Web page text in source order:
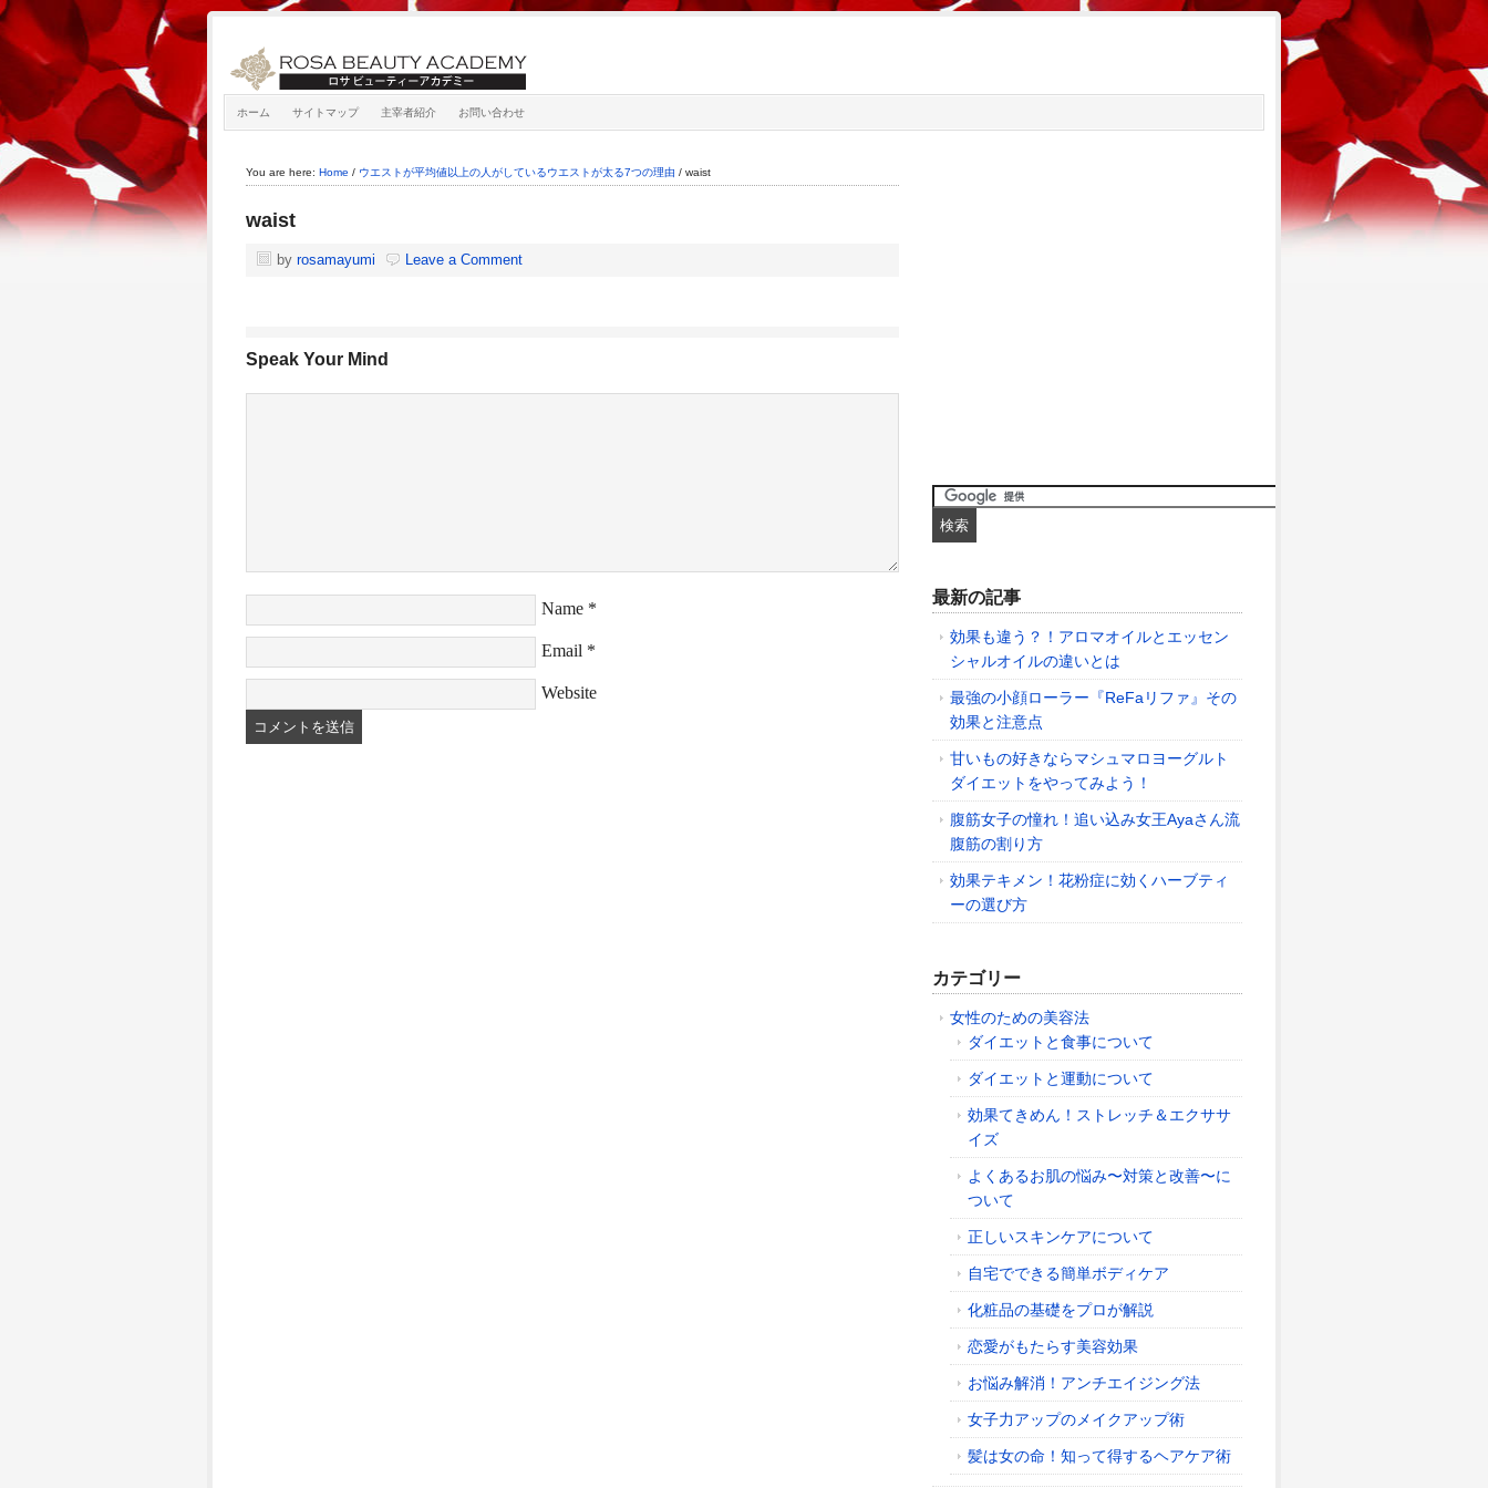
ホーム サイトマップ 主宰者紹介 お問い合わせ
You are here: Home / ウエストが平均値以上の人がしているウエストが太る7つの理由 / waist
waist
by rosamayumi Leave a Comment
Speak Your Mind
Name *
Email *
Website
最新の記事
効果も違う？！アロマオイルとエッセン
シャルオイルの違いとは
最強の小顔ローラー『ReFaリファ』その
効果と注意点
甘いもの好きならマシュマロヨーグルト
ダイエットをやってみよう！
腹筋女子の憧れ！追い込み女王Ayaさん流
腹筋の割り方
効果テキメン！花粉症に効くハーブティ
ーの選び方
カテゴリー
女性のための美容法
ダイエットと食事について
ダイエットと運動について
効果てきめん！ストレッチ＆エクササ
イズ
よくあるお肌の悩み〜対策と改善〜に
ついて
正しいスキンケアについて
自宅でできる簡単ボディケア
化粧品の基礎をプロが解説
恋愛がもたらす美容効果
お悩み解消！アンチエイジング法
女子力アップのメイクアップ術
髪は女の命！知って得するヘアケア術